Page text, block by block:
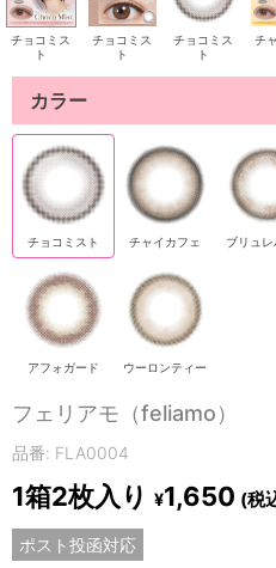
チョコミス
ト
チョコミス
ト
チョコミス
ト
チ
カラー
チョコミスト チャイカフェ ブリュ
アフォガード ウーロンティー
フェリアモ（feliamo）
品番: FLA0004
1箱2枚入り ¥1,650 (税
ポスト投函対応